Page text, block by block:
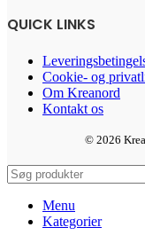
QUICK LINKS
Cookie- og
Om Kreanord
Kontakt os
© 2026
Menu
Kategorier